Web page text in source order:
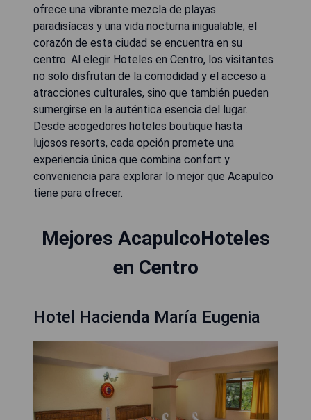
ofrece una vibrante mezcla de playas
paradisíacas y una vida nocturna inigualable; el
corazón de esta ciudad se encuentra en su
centro. Al elegir Hoteles en Centro, los visitantes
no solo disfrutan de la comodidad y el acceso a
atracciones culturales, sino que también pueden
sumergirse en la auténtica esencia del lugar.
Desde acogedores hoteles boutique hasta
lujosos resorts, cada opción promete una
experiencia única que combina confort y
conveniencia para explorar lo mejor que Acapulco
tiene para ofrecer.
Mejores AcapulcoHoteles
en Centro
Hotel Hacienda María Eugenia